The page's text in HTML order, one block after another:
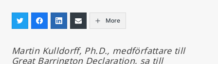
More
Martin Kulldorff, Ph.D., medförfattare till
Great Barrington Declaration, sa till